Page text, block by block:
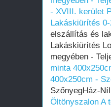
- XVIII. kerület
Lakáskiürítés
elszállítás és
Lakáskiürítés
megyében‎ -
minta
400x250cm -
SzőnyegHáz-
Öltönyszalon A